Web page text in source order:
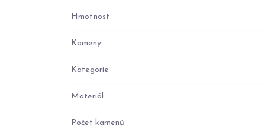
Hmotnost
Kameny
Kategorie
Materiál
Počet kamenů